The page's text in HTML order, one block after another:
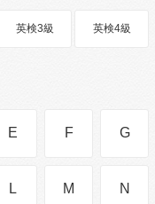
英検3級 英検4級
E F G
L M N